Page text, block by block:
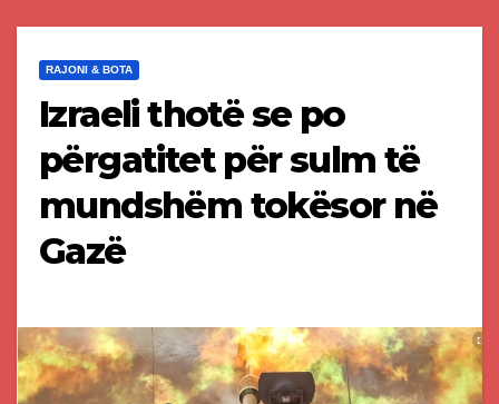
RAJONI & BOTA
Izraeli thotë se po
përgatitet për sulm të
mundshëm tokësor në
Gazë